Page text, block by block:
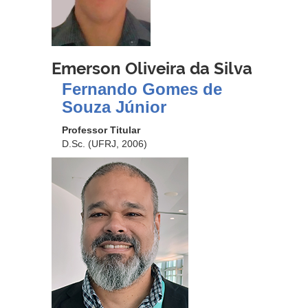
Emerson Oliveira da Silva
Fernando Gomes de
Souza Júnior
Professor Titular
D.Sc. (UFRJ, 2006)